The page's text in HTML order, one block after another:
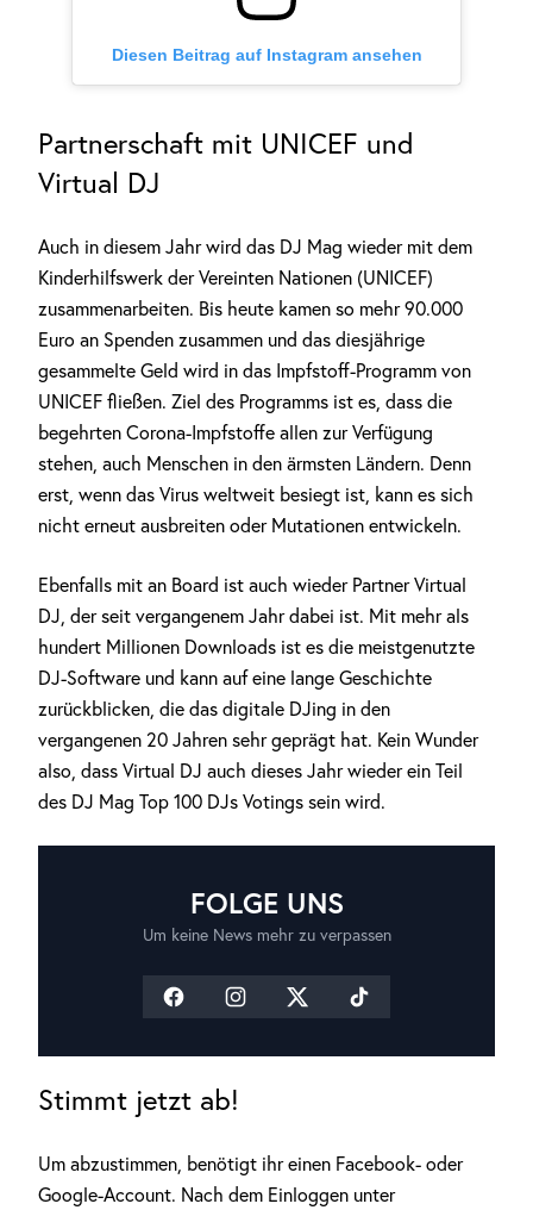
Diesen Beitrag auf Instagram ansehen
Partnerschaft mit UNICEF und
Virtual DJ
Auch in diesem Jahr wird das DJ Mag wieder mit dem
Kinderhilfswerk der Vereinten Nationen (UNICEF)
zusammenarbeiten. Bis heute kamen so mehr 90.000
Euro an Spenden zusammen und das diesjährige
gesammelte Geld wird in das Impfstoff-Programm von
UNICEF fließen. Ziel des Programms ist es, dass die
begehrten Corona-Impfstoffe allen zur Verfügung
stehen, auch Menschen in den ärmsten Ländern. Denn
erst, wenn das Virus weltweit besiegt ist, kann es sich
nicht erneut ausbreiten oder Mutationen entwickeln.
Ebenfalls mit an Board ist auch wieder Partner Virtual
DJ, der seit vergangenem Jahr dabei ist. Mit mehr als
hundert Millionen Downloads ist es die meistgenutzte
DJ-Software und kann auf eine lange Geschichte
zurückblicken, die das digitale DJing in den
vergangenen 20 Jahren sehr geprägt hat. Kein Wunder
also, dass Virtual DJ auch dieses Jahr wieder ein Teil
des DJ Mag Top 100 DJs Votings sein wird.
FOLGE UNS
Um keine News mehr zu verpassen
Stimmt jetzt ab!
Um abzustimmen, benötigt ihr einen Facebook- oder
Google-Account. Nach dem Einloggen unter